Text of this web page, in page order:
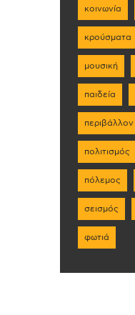
κοινωνία
κρούσματα
μουσική
παιδεία
περιβάλλον
πολιτισμός
πόλεμος
σεισμός
φωτιά